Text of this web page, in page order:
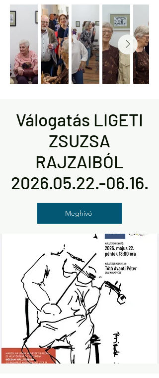
Válogatás LIGETI
ZSUZSA
RAJZAIBÓL
2026.05.22.-06.16.
Meghívó